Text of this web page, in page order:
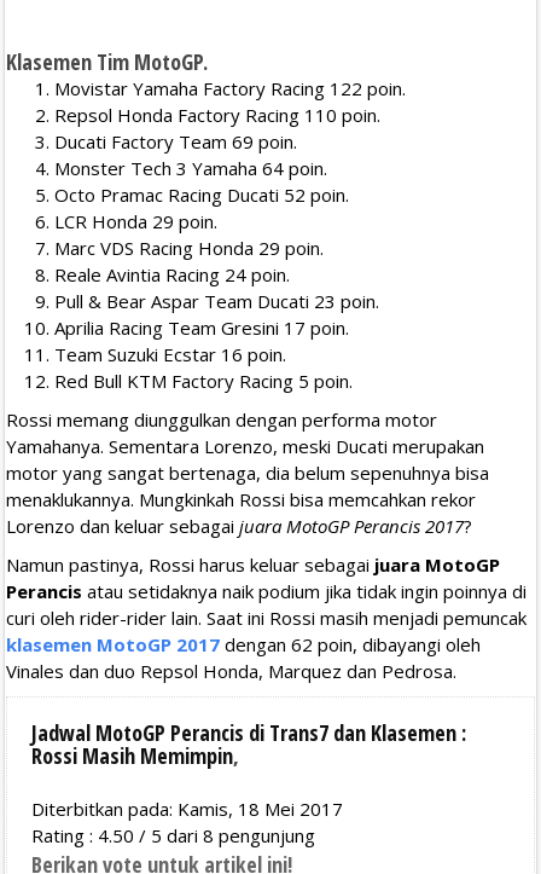
Klasemen Tim MotoGP.
Movistar Yamaha Factory Racing 122 poin.
Repsol Honda Factory Racing 110 poin.
Ducati Factory Team 69 poin.
Monster Tech 3 Yamaha 64 poin.
Octo Pramac Racing Ducati 52 poin.
LCR Honda 29 poin.
Marc VDS Racing Honda 29 poin.
Reale Avintia Racing 24 poin.
Pull & Bear Aspar Team Ducati 23 poin.
Aprilia Racing Team Gresini 17 poin.
Team Suzuki Ecstar 16 poin.
Red Bull KTM Factory Racing 5 poin.
Rossi memang diunggulkan dengan performa motor
Yamahanya. Sementara Lorenzo, meski Ducati merupakan
motor yang sangat bertenaga, dia belum sepenuhnya bisa
menaklukannya. Mungkinkah Rossi bisa memcahkan rekor
Lorenzo dan keluar sebagai juara MotoGP Perancis 2017?
Namun pastinya, Rossi harus keluar sebagai juara MotoGP
Perancis atau setidaknya naik podium jika tidak ingin poinnya di
curi oleh rider-rider lain. Saat ini Rossi masih menjadi pemuncak
klasemen MotoGP 2017 dengan 62 poin, dibayangi oleh
Vinales dan duo Repsol Honda, Marquez dan Pedrosa.
Jadwal MotoGP Perancis di Trans7 dan Klasemen :
Rossi Masih Memimpin,
Diterbitkan pada: Kamis, 18 Mei 2017
Rating : 4.50 / 5 dari 8 pengunjung
Berikan vote untuk artikel ini!